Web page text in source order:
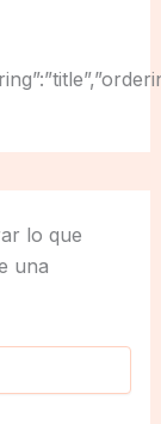
lo que
una